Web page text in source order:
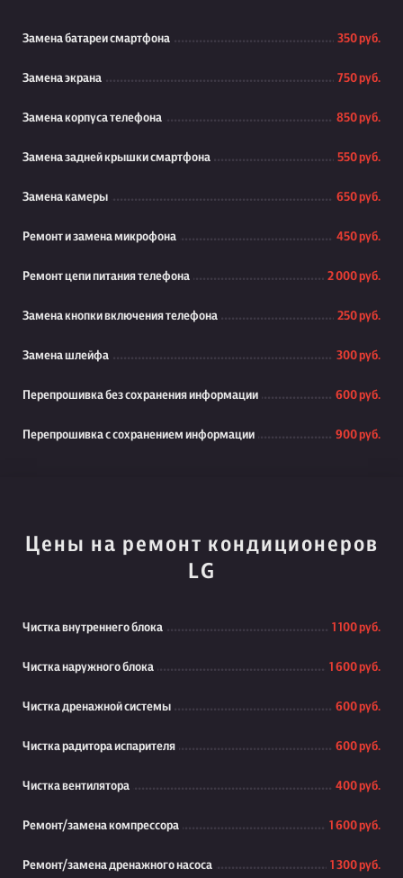
Замена батареи смартфона 350 руб.
Замена экрана 750 руб.
Замена корпуса телефона 850 руб.
Замена задней крышки смартфона 550 руб.
Замена камеры 650 руб.
Ремонт и замена микрофона 450 руб.
Ремонт цепи питания телефона 2 000 руб.
Замена кнопки включения телефона 250 руб.
Замена шлейфа 300 руб.
Перепрошивка без сохранения информации 600 руб.
Перепрошивка с сохранением информации 900 руб.
Цены на ремонт кондиционеров
LG
Чистка внутреннего блока 1 100 руб.
Чистка наружного блока 1 600 руб.
Чистка дренажной системы 600 руб.
Чистка радитора испарителя 600 руб.
Чистка вентилятора 400 руб.
Ремонт/замена компрессора 1 600 руб.
Ремонт/замена дренажного насоса 1 300 руб.